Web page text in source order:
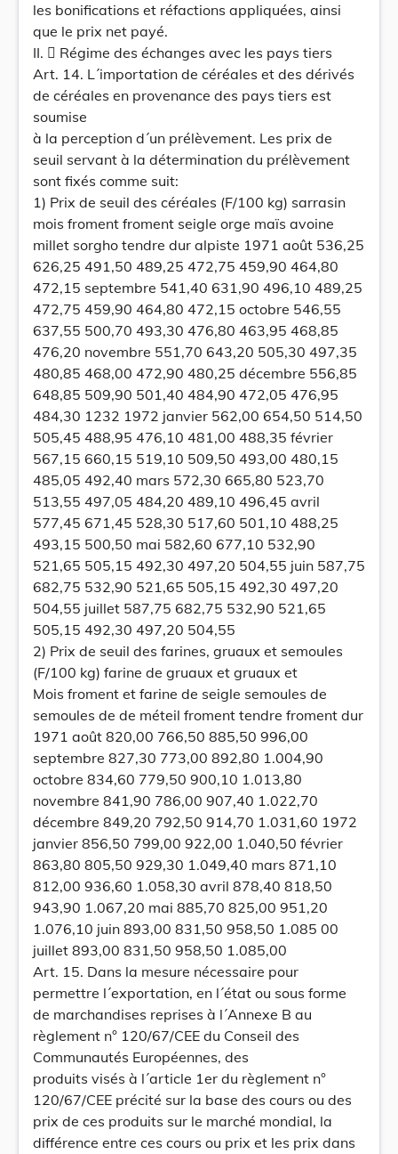
les bonifications et réfactions appliquées, ainsi
que le prix net payé.
II.  Régime des échanges avec les pays tiers
Art. 14. L´importation de céréales et des dérivés
de céréales en provenance des pays tiers est
soumise
à la perception d´un prélèvement. Les prix de
seuil servant à la détermination du prélèvement
sont fixés comme suit:
1) Prix de seuil des céréales (F/100 kg) sarrasin
mois froment froment seigle orge maïs avoine
millet sorgho tendre dur alpiste 1971 août 536,25
626,25 491,50 489,25 472,75 459,90 464,80
472,15 septembre 541,40 631,90 496,10 489,25
472,75 459,90 464,80 472,15 octobre 546,55
637,55 500,70 493,30 476,80 463,95 468,85
476,20 novembre 551,70 643,20 505,30 497,35
480,85 468,00 472,90 480,25 décembre 556,85
648,85 509,90 501,40 484,90 472,05 476,95
484,30 1232 1972 janvier 562,00 654,50 514,50
505,45 488,95 476,10 481,00 488,35 février
567,15 660,15 519,10 509,50 493,00 480,15
485,05 492,40 mars 572,30 665,80 523,70
513,55 497,05 484,20 489,10 496,45 avril
577,45 671,45 528,30 517,60 501,10 488,25
493,15 500,50 mai 582,60 677,10 532,90
521,65 505,15 492,30 497,20 504,55 juin 587,75
682,75 532,90 521,65 505,15 492,30 497,20
504,55 juillet 587,75 682,75 532,90 521,65
505,15 492,30 497,20 504,55
2) Prix de seuil des farines, gruaux et semoules
(F/100 kg) farine de gruaux et gruaux et
Mois froment et farine de seigle semoules de
semoules de de méteil froment tendre froment dur
1971 août 820,00 766,50 885,50 996,00
septembre 827,30 773,00 892,80 1.004,90
octobre 834,60 779,50 900,10 1.013,80
novembre 841,90 786,00 907,40 1.022,70
décembre 849,20 792,50 914,70 1.031,60 1972
janvier 856,50 799,00 922,00 1.040,50 février
863,80 805,50 929,30 1.049,40 mars 871,10
812,00 936,60 1.058,30 avril 878,40 818,50
943,90 1.067,20 mai 885,70 825,00 951,20
1.076,10 juin 893,00 831,50 958,50 1.085 00
juillet 893,00 831,50 958,50 1.085,00
Art. 15. Dans la mesure nécessaire pour
permettre l´exportation, en l´état ou sous forme
de marchandises reprises à l´Annexe B au
règlement n° 120/67/CEE du Conseil des
Communautés Européennes, des
produits visés à l´article 1er du règlement n°
120/67/CEE précité sur la base des cours ou des
prix de ces produits sur le marché mondial, la
différence entre ces cours ou prix et les prix dans